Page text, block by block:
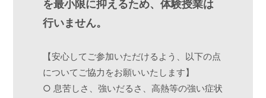
を最小限に抑えるため、体験授業は
行いません。
【安心してご参加いただけるよう、以下の点
についてご協力をお願いいたします】
○ 息苦しさ、強いだるさ、高熱等の強い症状